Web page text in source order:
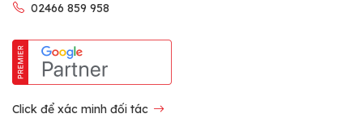
02466 859 958
Click để xác minh đối tác